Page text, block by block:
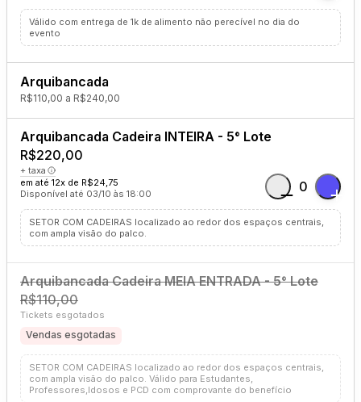
Válido com entrega de 1k de alimento não perecível no dia do
evento
Arquibancada
R$110,00 a R$240,00
Arquibancada Cadeira INTEIRA - 5° Lote
R$220,00
+ taxa
em até 12x de R$24,75
Disponível até 03/10 às 18:00
0
SETOR COM CADEIRAS localizado ao redor dos espaços centrais,
com ampla visão do palco.
Arquibancada Cadeira MEIA ENTRADA - 5° Lote
R$110,00
Tickets esgotados
Vendas esgotadas
SETOR COM CADEIRAS localizado ao redor dos espaços centrais,
com ampla visão do palco. Válido para Estudantes,
Professores,Idosos e PCD com comprovante do benefício